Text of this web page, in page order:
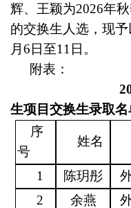
辉、王颖为2026年
的交换生人选，现
月6日至11日。
附表：
生项目交换生录取名
序
号
姓名
1 陈玥彤
2
余燕